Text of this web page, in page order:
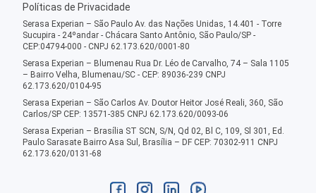
Políticas de Privacidade
Serasa Experian – São Paulo Av. das Nações Unidas, 14.401 - Torre
Sucupira - 24ºandar - Chácara Santo Antônio, São Paulo/SP -
CEP:04794-000 - CNPJ 62.173.620/0001-80
Serasa Experian – Blumenau Rua Dr. Léo de Carvalho, 74 – Sala 1105
– Bairro Velha, Blumenau/SC - CEP: 89036-239 CNPJ
62.173.620/0104-95
Serasa Experian – São Carlos Av. Doutor Heitor José Reali, 360, São
Carlos/SP CEP: 13571-385 CNPJ 62.173.620/0093-06
Serasa Experian – Brasília ST SCN, S/N, Qd 02, Bl C, 109, Sl 301, Ed.
Paulo Sarasate Bairro Asa Sul, Brasília – DF CEP: 70302-911 CNPJ
62.173.620/0131-68